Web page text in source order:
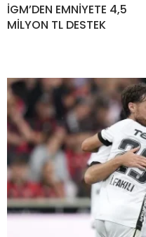
İGM’DEN EMNİYETE 4,5
MİLYON TL DESTEK